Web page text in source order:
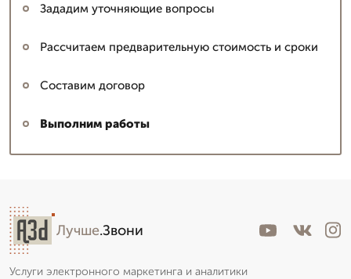
Зададим уточняющие вопросы
Рассчитаем предварительную стоимость и сроки
Составим договор
Выполним работы
Лучше.Звони
Услуги электронного маркетинга и аналитики